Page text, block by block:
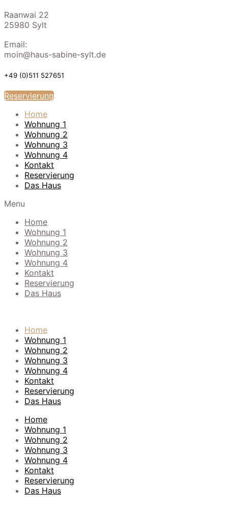
Raanwai 22
25980 Sylt
Email:
moin@haus-sabine-sylt.de
+49 (0)511 527651
Reservierung
Home
Wohnung 1
Wohnung 2
Wohnung 3
Wohnung 4
Kontakt
Reservierung
Das Haus
Menu
Home
Wohnung 1
Wohnung 2
Wohnung 3
Wohnung 4
Kontakt
Reservierung
Das Haus
Home
Wohnung 1
Wohnung 2
Wohnung 3
Wohnung 4
Kontakt
Reservierung
Das Haus
Home
Wohnung 1
Wohnung 2
Wohnung 3
Wohnung 4
Kontakt
Reservierung
Das Haus